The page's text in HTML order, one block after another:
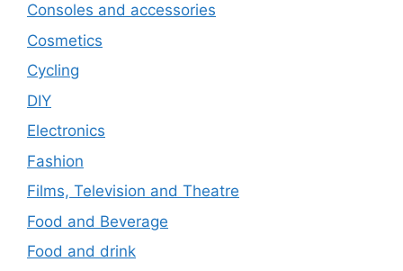
Consoles and accessories
Cosmetics
Cycling
DIY
Electronics
Fashion
Films, Television and Theatre
Food and Beverage
Food and drink